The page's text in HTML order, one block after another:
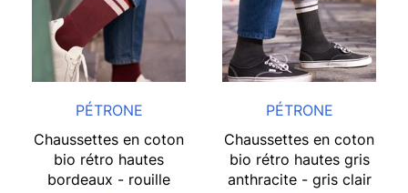
PÉTRONE
Chaussettes en coton
bio rétro hautes
bordeaux - rouille
PÉTRONE
Chaussettes en coton
bio rétro hautes gris
anthracite - gris clair